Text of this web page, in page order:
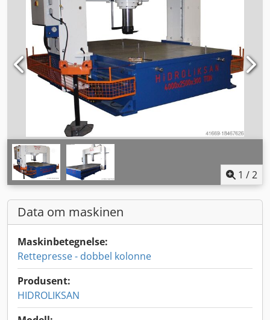
1 /2
Data om maskinen
Maskinbetegnelse:
Rettepresse - dobbel kolonne
Produsent:
HIDROLIKSAN